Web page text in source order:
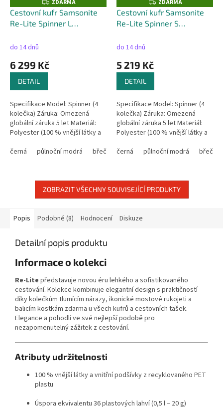
Z
D
A
R
ZDARMA
Cestovní kufr Samsonite
Re-Lite Spinner L
zdarma
do 14 dnů
6 299 Kč
DETAIL
Specifikace Model: Spinner (4
kolečka) Záruka: Omezená
globální záruka 5 let Materiál:
Polyester (100 % vnější látky a
recyklovaného PET plastu)
černá půlnoční modrá břečťanová zelená capri modrá
Z
D
A
R
ZDARMA
Cestovní kufr Samsonite
Re-Lite Spinner S
zdarma
do 14 dnů
5 219 Kč
DETAIL
Specifikace Model: Spinner (4
kolečka) Záruka: Omezená
globální záruka 5 let Materiál:
Polyester (100 % vnější látky a
recyklovaného PET plastu)
černá půlnoční modrá
ZOBRAZIT VŠECHNY SOUVISEJÍCÍ PRODUKTY
Popis Podobné (8) Hodnocení Diskuze
Detailní popis produktu
Informace o kolekci
Re-Lite představuje novou éru lehkého a sofistikovaného
cestování. Kolekce kombinuje elegantní design s praktičností
díky kolečkům tlumícím nárazy, ikonické mostové rukojeti a
balicím kostkám zdarma u všech kufrů a cestovních tašek.
Elegance a pohodlí ve své nejlepší podobě pro
nezapomenutelný zážitek z cestování.
Atributy udržitelnosti
100 % vnější látky a vnitřní podšívky z recyklovaného PET
plastu
Úspora ekvivalentu 36 plastových lahví (0,5 l – 20 g)